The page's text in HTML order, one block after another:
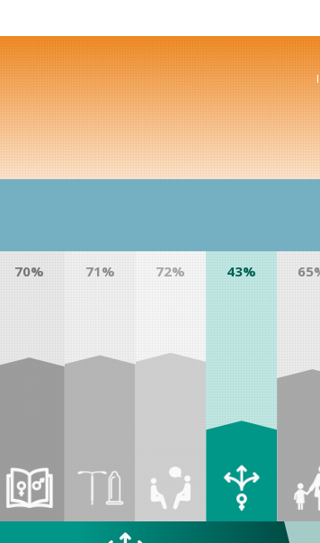
70% 71% 72% 43%